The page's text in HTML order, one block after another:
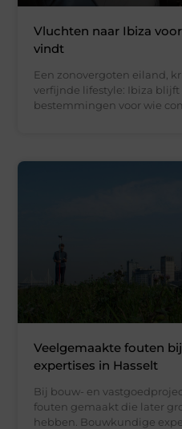
Vluchten naar Ibiza
vindt
Een zonovergoten eiland,
verfijnde lifestyle: Ibiza
bestemmingen voor wie
Veelgemaakte fouten
expertises in Hasselt
Bij bouw- en
fouten gemaakt die later
hebben. Bouwkundige